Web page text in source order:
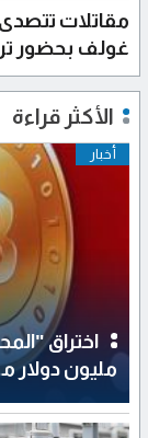
مقاتلات
غولف بحضور
الأكثر قراءة
أخبار
مليون دولار